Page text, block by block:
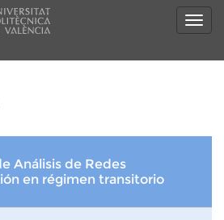
Análisis de Redes
en régimen transitorio